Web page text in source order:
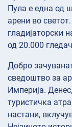
Пула е една од
арени во
гладијаторски
од 20.000
Добро
сведоштво за
Империја.
туристичка
настани,